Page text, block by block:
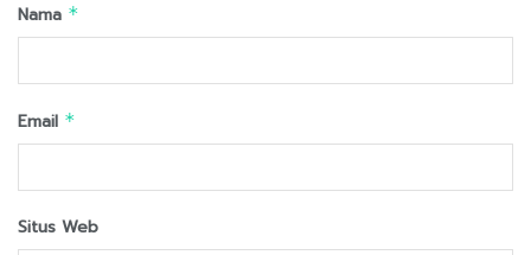
Nama *
Email *
Situs Web